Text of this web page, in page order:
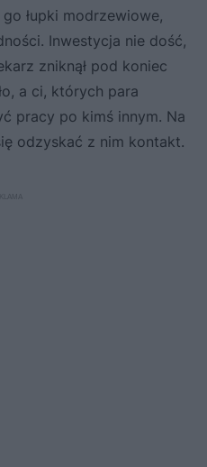
łupki modrzewiowe,
Inwestycja nie dość,
zniknął pod koniec
a ci, których para
pracy po kimś innym. Na
odzyskać z nim kontakt.